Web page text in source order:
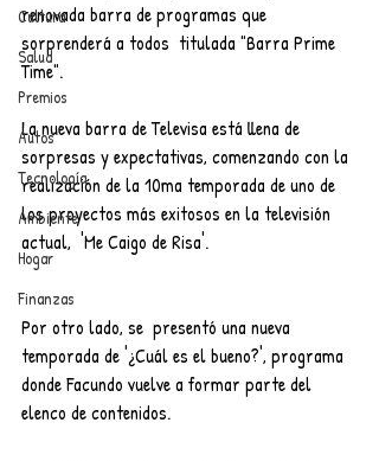
Cultura
Salud
Premios
Autos
Tecnología
Ambiente
Hogar
Finanzas
renovada barra de programas que
sorprenderá a todos  titulada "Barra Prime
Time".
La nueva barra de Televisa está llena de
sorpresas y expectativas, comenzando con la
realización de la 10ma temporada de uno de
los proyectos más exitosos en la televisión
actual,  'Me Caigo de Risa'.
Por otro lado, se  presentó una nueva
temporada de '¿Cuál es el bueno?', programa
donde Facundo vuelve a formar parte del
elenco de contenidos.